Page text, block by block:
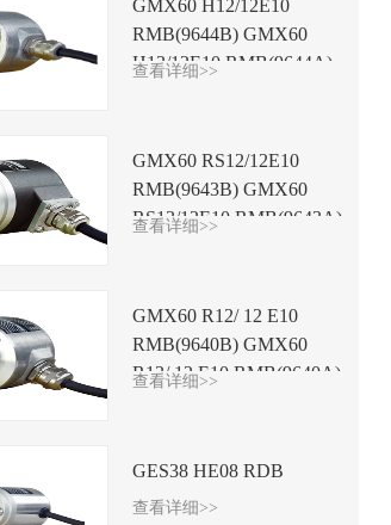
GMX60 H12/12E10
RMB(9644B) GMX60
H13/12E10 RMB(9644A)
查看详细>>
GMX60 RS12/12E10
RMB(9643B) GMX60
RS13/12E10 RMB(9643A)
查看详细>>
GMX60 R12/ 12 E10
RMB(9640B) GMX60
R13/ 12 E10 RMB(9640A)
查看详细>>
GES38 HE08 RDB
查看详细>>